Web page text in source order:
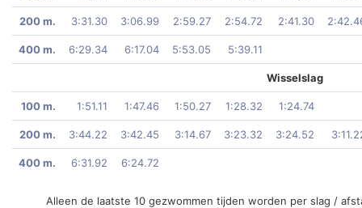
200 m. 3:31.30 3:06.99 2:59.27 2:54.72 2:41.30
400 m. 6:29.34 6:17.04 5:53.05 5:39.11
Wisselslag
100 m. 1:51.11 1:47.46 1:50.27 1:28.32 1:24.74
200 m. 3:44.22 3:42.45 3:14.67 3:23.32 3:24.52
400 m. 6:31.92 6:24.72
Alleen de laatste 10 gezwommen tijden worden per slag /